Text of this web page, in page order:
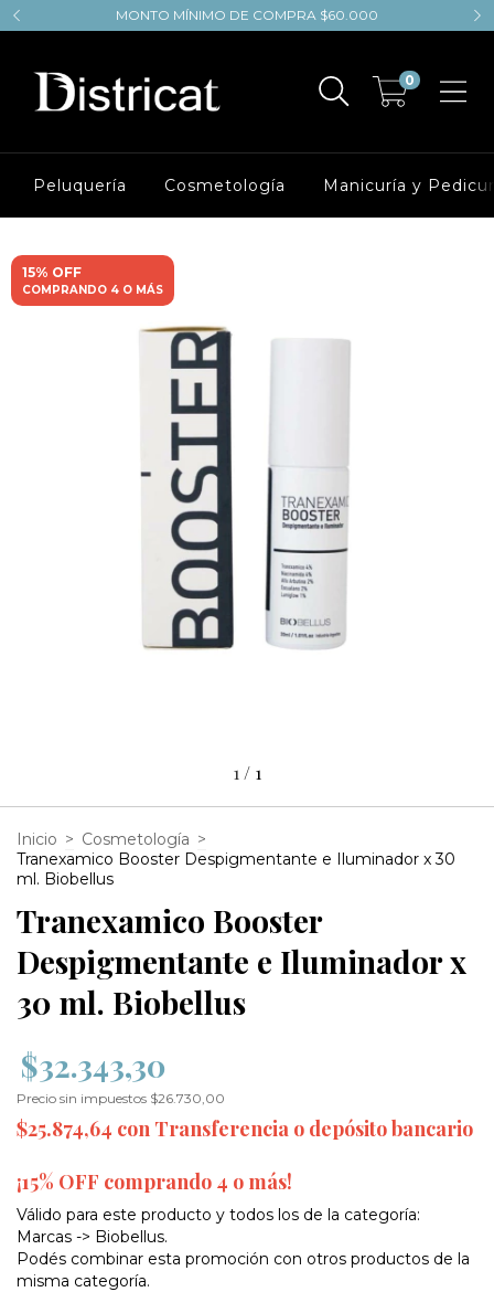
MONTO MÍNIMO DE COMPRA $60.000
0
Peluquería Cosmetología Manicuría y
15% OFF
COMPRANDO 4 O MÁS
1 / 1
Inicio > Cosmetología >
Tranexamico Booster Despigmentante e Iluminador x 30
ml. Biobellus
Tranexamico Booster
Despigmentante e Iluminador x
30 ml. Biobellus
$32.343,30
Precio sin impuestos $26.730,00
$25.874,64 con Transferencia o depósito bancario
¡15% OFF comprando 4 o más!
Válido para este producto y todos los de la categoría:
Marcas -> Biobellus.
Podés combinar esta promoción con otros productos de la
misma categoría.